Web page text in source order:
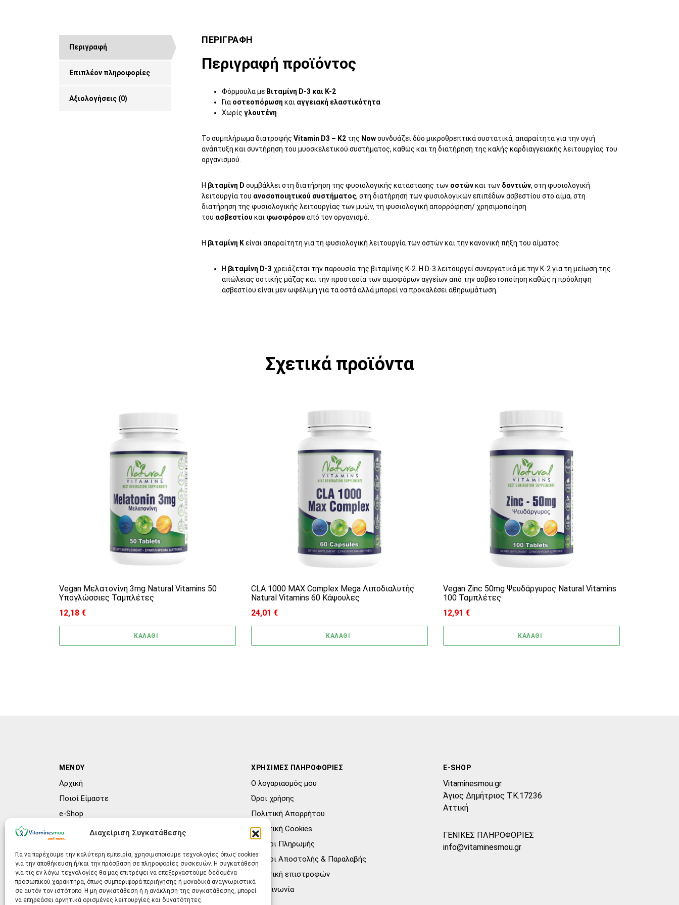
Διαχείριση Συγκατάθεσης
Για να παρέχουμε την καλύτερη εμπειρία, χρησιμοποιούμε τεχνολογίες όπως cookies
για την αποθήκευση ή/και την πρόσβαση σε πληροφορίες συσκευών. Η συγκατάθεση
για τις εν λόγω τεχνολογίες θα μας επιτρέψει να επεξεργαστούμε δεδομένα
προσωπικού χαρακτήρα, όπως συμπεριφορά περιήγησης ή μοναδικά αναγνωριστικά
σε αυτόν τον ιστότοπο. Η μη συγκατάθεση ή η ανάκληση της συγκατάθεσης, μπορεί
να επηρεάσει αρνητικά ορισμένες λειτουργίες και δυνατότητες.
Περιγραφή
Επιπλέον πληροφορίες
Αξιολογήσεις (0)
ΠΕΡΙΓΡΑΦΗ
Περιγραφή προϊόντος
Φόρμουλα με Βιταμίνη D-3 και Κ-2
Για οστεοπόρωση και αγγειακή ελαστικότητα
Χωρίς γλουτένη
Το συμπλήρωμα διατροφής Vitamin D3 – K2 της Νowσυνδυάζει δύο μικροθρεπτικά συστατικά, απαραίτητα για την υγιή
ανάπτυξη και συντήρηση του μυοσκελετικού συστήματος, καθώς και τη διατήρηση της καλής καρδιαγγειακής λειτουργίας του
οργανισμού.
H βιταμίνη D συμβάλλει στη διατήρηση της φυσιολογικής κατάστασης των οστώνκαι των δοντιών, στη φυσιολογική
λειτουργία του ανοσοποιητικού συστήματος, στη διατήρηση των φυσιολογικών επιπέδων ασβεστίου στο αίμα, στη
διατήρηση της φυσιολογικής λειτουργίας των μυών, τη φυσιολογική απορρόφηση/ χρησιμοποίηση
του ασβεστίου και φωσφόρου από τον οργανισμό.
Η βιταμίνη Κείναι απαραίτητη για τη φυσιολογική λειτουργία των οστών και την κανονική πήξη του αίματος.
Η βιταμίνη D-3 χρειάζεται την παρουσία της βιταμίνης K-2. Η D-3 λειτουργεί συνεργατικά με την Κ-2 για τη μείωση της
απώλειας οστικής μάζας και την προστασία των αιμοφόρων αγγείων από την ασβεστοποίηση καθώς η πρόσληψη
ασβεστίου είναι μεν ωφέλιμη για τα οστά αλλά μπορεί να προκαλέσει αθηρωμάτωση.
Σχετικά προϊόντα
Vegan Μελατονίνη 3mg Natural Vitamins 50
Υπογλώσσιες Ταμπλέτες
12,18 €
ΚΑΛΑΘΙ
CLA 1000 MAX Complex Mega Λιποδιαλυτής
Natural Vitamins 60 Κάψουλες
24,01 €
ΚΑΛΑΘΙ
Vegan Zinc 50mg Ψευδάργυρος Natural Vitamins
100 Ταμπλέτες
12,91 €
ΚΑΛΑΘΙ
ΜΕΝΟΥ
Αρχική
Ποιοί Είμαστε
e-Shop
Συχνές ερωτήσεις (FAQs)
ΧΡΗΣΙΜΕΣ ΠΛΗΡΟΦΟΡΙΕΣ
Ο λογαριασμός μου
Όροι χρήσης
Πολιτική Απορρήτου
Πολιτική Cookies
Τρόποι Πληρωμής
Τρόποι Αποστολής & Παραλαβής
Πολιτική επιστροφών
Επικοινωνία
E-SHOP
Vitaminesmou.gr.
Άγιος Δημήτριος T.K.17236
Αττική
ΓΕΝΙΚΕΣ ΠΛΗΡΟΦΟΡΙΕΣ
info@vitaminesmou.gr